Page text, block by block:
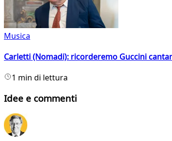
Musica
Carletti (Nomadi): ricorderemo Guccini
1 min di lettura
Idee e commenti